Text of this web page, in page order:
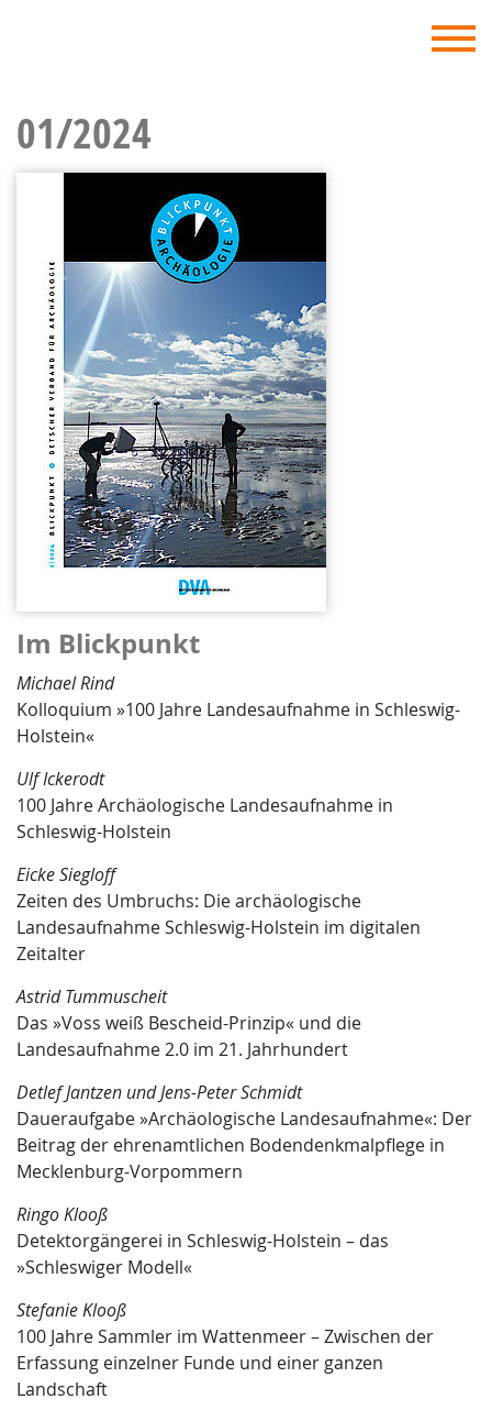
DVA - Deutscher Verband für Archäologie
01/2024
Im Blickpunkt
Michael Rind
Kolloquium »100 Jahre Landesaufnahme in Schleswig-
Holstein«
Ulf Ickerodt
100 Jahre Archäologische Landesaufnahme in
Schleswig-Holstein
Eicke Siegloff
Zeiten des Umbruchs: Die archäologische
Landesaufnahme Schleswig-Holstein im digitalen
Zeitalter
Astrid Tummuscheit
Das »Voss weiß Bescheid-Prinzip« und die
Landesaufnahme 2.0 im 21. Jahrhundert
Detlef Jantzen und Jens-Peter Schmidt
Daueraufgabe »Archäologische Landesaufnahme«: Der
Beitrag der ehrenamtlichen Bodendenkmalpflege in
Mecklenburg-Vorpommern
Ringo Klooß
Detektorgängerei in Schleswig-Holstein – das
»Schleswiger Modell«
Stefanie Klooß
100 Jahre Sammler im Wattenmeer – Zwischen der
Erfassung einzelner Funde und einer ganzen
Landschaft